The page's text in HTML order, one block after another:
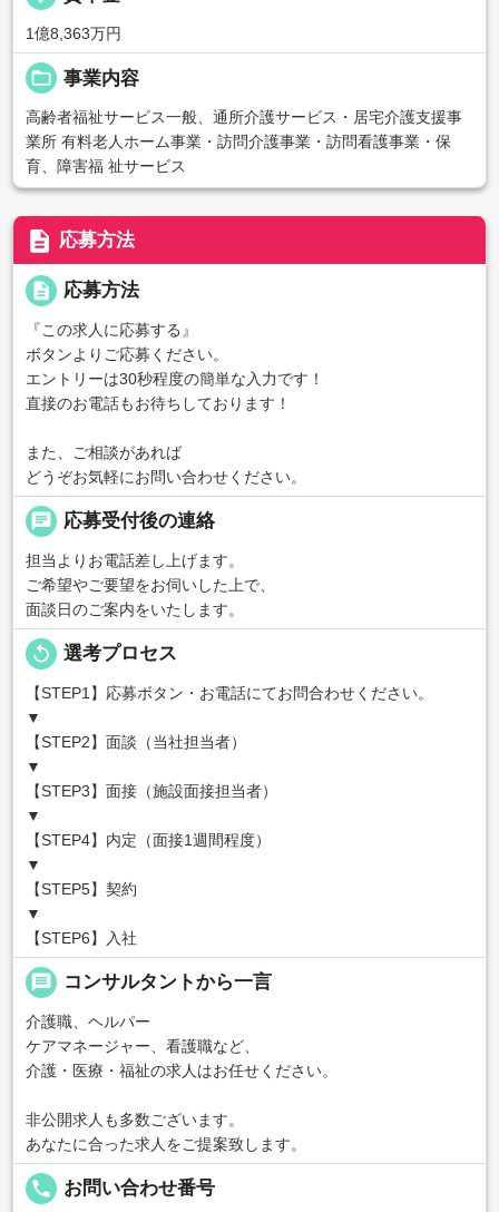
1億8,363万円
folder_open 事業内容
高齢者福祉サービス一般、通所介護サービス・居宅介護支援事
業所 有料老人ホーム事業・訪問介護事業・訪問看護事業・保
育、障害福 祉サービス
description 応募方法
description 応募方法
『この求人に応募する』
ボタンよりご応募ください。
エントリーは30秒程度の簡単な入力です！
直接のお電話もお待ちしております！
また、ご相談があれば
どうぞお気軽にお問い合わせください。
chat 応募受付後の連絡
担当よりお電話差し上げます。
ご希望やご要望をお伺いした上で、
面談日のご案内をいたします。
replay 選考プロセス
【STEP1】応募ボタン・お電話にてお問合わせください。
▼
【STEP2】面談（当社担当者）
▼
【STEP3】面接（施設面接担当者）
▼
【STEP4】内定（面接1週間程度）
▼
【STEP5】契約
▼
【STEP6】入社
message コンサルタントから一言
介護職、ヘルパー
ケアマネージャー、看護職など、
介護・医療・福祉の求人はお任せください。
非公開求人も多数ございます。
あなたに合った求人をご提案致します。
local_phone お問い合わせ番号